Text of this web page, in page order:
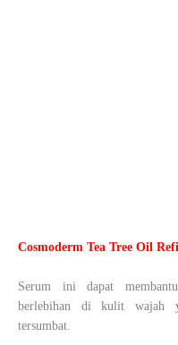
Cosmoderm Tea Tree Oil
Serum ini dapat
berlebihan di kulit wajah
tersumbat.